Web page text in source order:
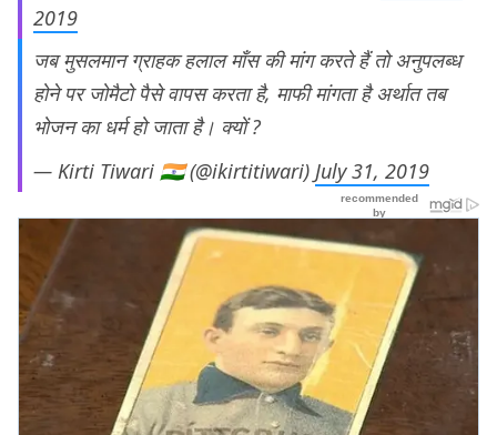
2019
जब मुसलमान ग्राहक हलाल माँस की मांग करते हैं तो अनुपलब्ध
होने पर जोमैटो पैसे वापस करता है, माफी मांगता है अर्थात तब
भोजन का धर्म हो जाता है। क्यों ?
— Kirti Tiwari 🇮🇳 (@ikirtitiwari) July 31, 2019